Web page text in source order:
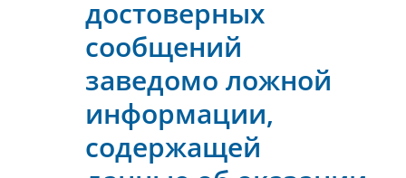
достоверных
сообщений
заведомо ложной
информации,
содержащей